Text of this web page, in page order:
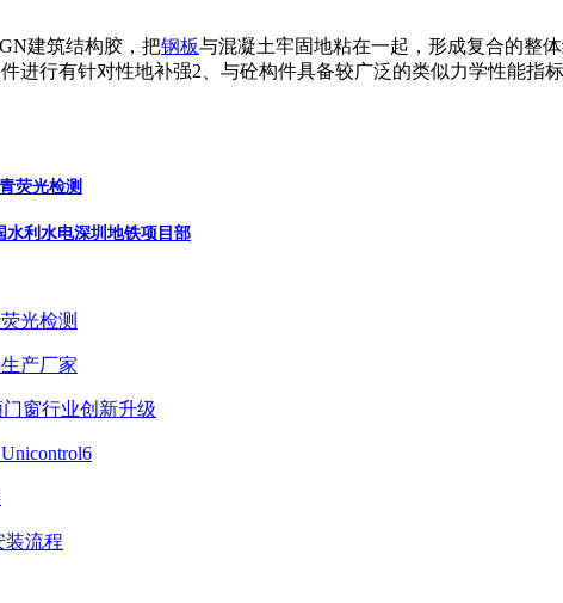
建筑结构胶，把钢板与混凝土牢固地粘在一起，形成复合的整
进行有针对性地补强2、与砼构件具备较广泛的类似力学性能指
荧光检测
水利水电深圳地铁项目部
光检测
产厂家
窗行业创新升级
装流程